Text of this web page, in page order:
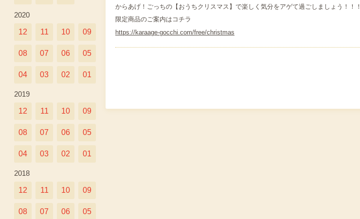
からあげ！ごっちの【おうちクリスマス】で楽しく気分をアゲて過ごしましょう！！！
限定商品のご案内はコチラ
https://karaage-gocchi.com/free/christmas
2020
12 11 10 09
08 07 06 05
04 03 02 01
2019
12 11 10 09
08 07 06 05
04 03 02 01
2018
12 11 10 09
08 07 06 05